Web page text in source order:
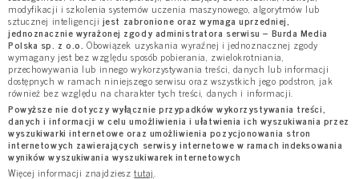
modyfikacji i szkolenia systemów uczenia maszynowego, algorytmów lub
sztucznej inteligencji jest zabronione oraz wymaga uprzedniej,
jednoznacznie wyrażonej zgody administratora serwisu – Burda Media
Polska sp. z o.o. Obowiązek uzyskania wyraźnej i jednoznacznej zgody
wymagany jest bez względu sposób pobierania, zwielokrotniania,
przechowywania lub innego wykorzystywania treści, danych lub informacji
dostępnych w ramach niniejszego serwisu oraz wszystkich jego podstron, jak
również bez względu na charakter tych treści, danych i informacji.
Powyższe nie dotyczy wyłącznie przypadków wykorzystywania treści,
danych i informacji w celu umożliwienia i ułatwienia ich wyszukiwania przez
wyszukiwarki internetowe oraz umożliwienia pozycjonowania stron
internetowych zawierających serwisy internetowe w ramach indeksowania
wyników wyszukiwania wyszukiwarek internetowych
Więcej informacji znajdziesztutaj.